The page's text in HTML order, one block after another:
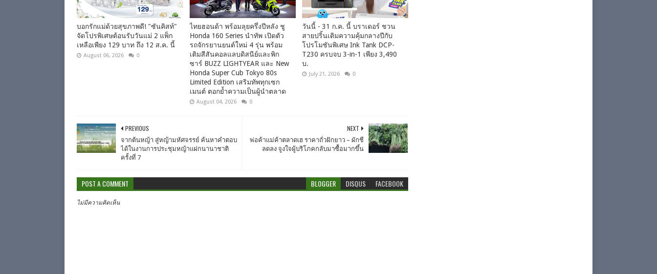
บอกรักแม่ด้วยสุขภาพดี! "ซันคิสท์"
จัดโปรพิเศษต้อนรับวันแม่ 2 แพ็ก
เหลือเพียง 129 บาท ถึง 12 ส.ค. นี้
August 06, 2026 0
ไทยฮอนด้า พร้อมลุยครึ่งปีหลัง ชู
Honda 160 Series นำทัพ เปิดตัว
รถจักรยานยนต์ใหม่ 4 รุ่น พร้อม
เติมสีสันคอลแลบดิสนีย์และพิก
ซาร์ BUZZ LIGHTYEAR และ New
Honda Super Cub Tokyo 80s
Limited Edition เสริมทัพทุกเซก
เมนต์ ตอกย้ำความเป็นผู้นำตลาด
August 04, 2026 0
วันนี้ - 31 ก.ค. นี้ บราเดอร์ ชวน
สายปริ้นเติมความคุ้มกลางปีกับ
โปรโมชันพิเศษ Ink Tank DCP-
T230 ครบจบ 3-in-1 เพียง 3,490
บ.
July 21, 2026 0
NEXT
พ่อค้าแม่ค้าตลาดเฮ ราคาถั่วฝักยาว – ผักชี
ลดลง จูงใจผู้บริโภคกลับมาซื้อมากขึ้น
PREVIOUS
จากต้นหญ้า สู่หญ้ามหัศจรรย์ ค้นหาคำตอบ
ได้ในงานการประชุมหญ้าแฝกนานาชาติ
ครั้งที่ 7
POST A COMMENT BLOGGER DISQUS FACEBOOK
ไม่มีความคิดเห็น